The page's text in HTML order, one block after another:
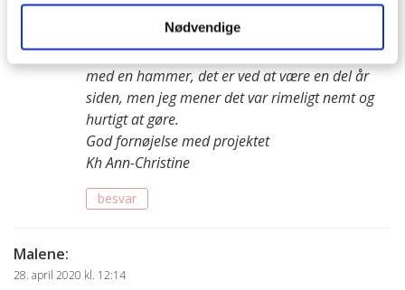
Nødvendige
Tusind tak for din søde hilsen! Jeg er rigtig glad
for at høre I er glade for mine opskrifter ♡
Så vidt jeg husker, så bankede vi dem bare om
med en hammer, det er ved at være en del år
siden, men jeg mener det var rimeligt nemt og
hurtigt at gøre.
God fornøjelse med projektet
Kh Ann-Christine
besvar
Malene:
28. april 2020 kl. 12:14